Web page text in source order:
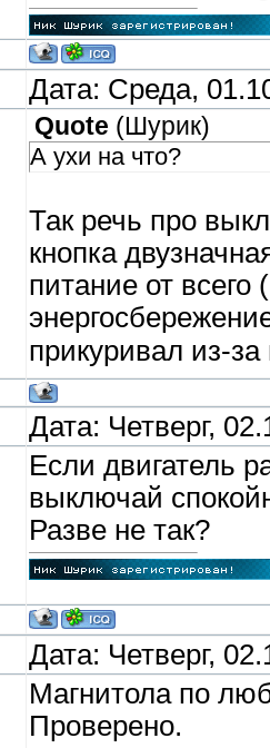
Дата: Среда,
Quote (Шурик)
А ухи на что?
Так речь про
кнопка
питание от всего
прикуривал из-
Дата: Четверг,
Если двигатель
выключай
Разве не так?
Дата: Четверг,
Магнитола по
Проверено.